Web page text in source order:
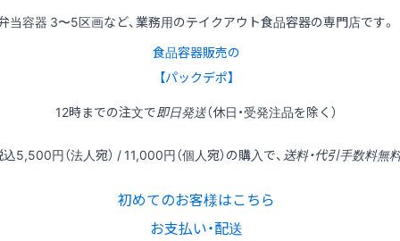
当容器 3〜5区画など、業務用のテイクアウト食品容器の専門店です。
食品容器販売の
【パックデポ】
12時までの注文で即日発送（休日・受発注品を除く）
込5,500円（法人宛） / 11,000円（個人宛）の購入で、 送料・代引手数料無
初めてのお客様はこちら
お支払い・配送